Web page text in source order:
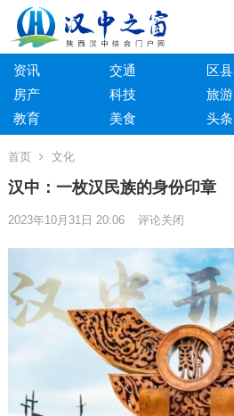
资讯 交通 区县
房产
科技 旅游
教育
美食 头条
首页 文化
汉中：一枚汉民族的身份印章
2023年10月31日 20:06 评论关闭